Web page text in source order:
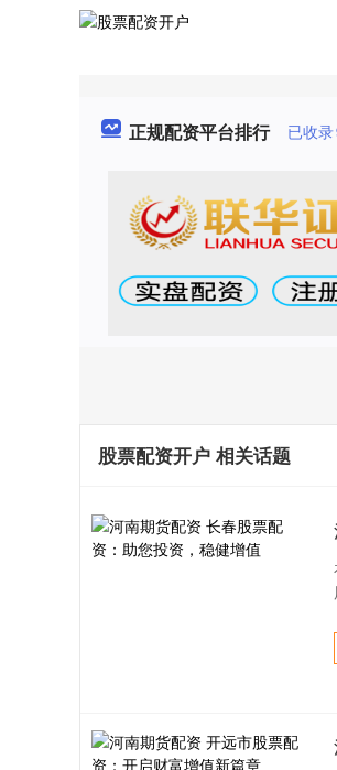
正规配资平台排行 已收录
股票配资开户 相关话题